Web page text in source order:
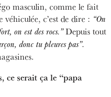
masculin, comme le fait
véhiculée, c’est de dire : “On
on est des rocs.”Depuis tout
donc tu pleures pas”.
ce serait ça le “papa